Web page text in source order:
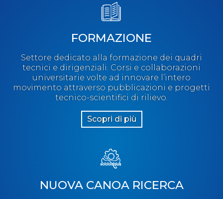
FORMAZIONE
Settore dedicato alla formazione dei quadri
tecnici e dirigenziali. Corsi e collaborazioni
universitarie volte ad innovare l’intero
movimento attraverso pubblicazioni e progetti
tecnico-scientifici di rilievo.
Scopri di più
NUOVA CANOA RICERCA